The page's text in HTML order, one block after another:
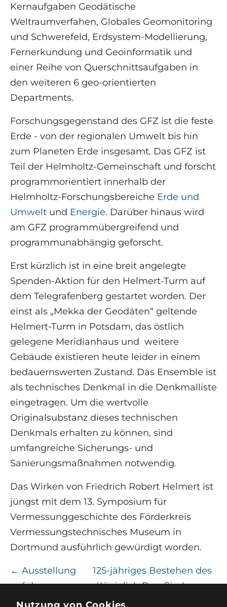
Kernaufgaben Geodätische
Weltraumverfahen, Globales Geomonitoring
und Schwerefeld, Erdsystem-Modellierung,
Fernerkundung und Geoinformatik und
einer Reihe von Querschnittsaufgaben in
den weiteren 6 geo-orientierten
Departments.
Forschungsgegenstand des GFZ ist die feste
Erde - von der regionalen Umwelt bis hin
zum Planeten Erde insgesamt. Das GFZ ist
Teil der Helmholtz-Gemeinschaft und forscht
programmorientiert innerhalb der
Helmholtz-Forschungsbereiche Erde und
Umwelt und Energie. Darüber hinaus wird
am GFZ programmübergreifend und
programmunabhängig geforscht.
Erst kürzlich ist in eine breit angelegte
Spenden-Aktion für den Helmert-Turm auf
dem Telegrafenberg gestartet worden. Der
einst als „Mekka der Geodäten“ geltende
Helmert-Turm in Potsdam, das östlich
gelegene Meridianhaus und weitere
Gebäude existieren heute leider in einem
bedauernswerten Zustand. Das Ensemble ist
als technisches Denkmal in die Denkmalliste
eingetragen. Um die wertvolle
Originalsubstanz dieses technischen
Denkmals erhalten zu können, sind
umfangreiche Sicherungs- und
Sanierungsmaßnahmen notwendig.
Das Wirken von Friedrich Robert Helmert ist
jüngst mit dem 13. Symposium für
Vermessunggeschichte des Förderkreis
Vermessungstechnisches Museum in
Dortmund ausführlich gewürdigt worden.
← Ausstellung
auf dem
Potsdamer
125-jähriges Bestehen des
„Königlich Preußischen
Geodätischen Instituts“